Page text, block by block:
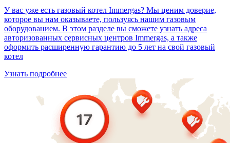
У вас уже есть газовый котел Immergas? Мы ценим доверие,
которое вы нам оказываете, пользуясь нашим газовым
оборудованием. В этом разделе вы сможете узнать адреса
авторизованных сервисных центров Immergas, а также
оформить расширенную гарантию до 5 лет на свой газовый
котел
Узнать подробнее